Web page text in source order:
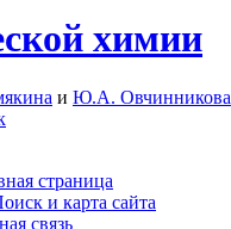
химии
и Ю.А. Овчинникова